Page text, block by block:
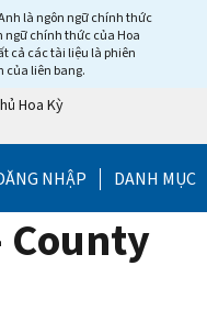
là ngôn ngữ chính thức
ngữ chính thức của Hoa
cả các tài liệu là phiên
của liên bang.
Hoa Kỳ
NHẬP DANH MỤC
County